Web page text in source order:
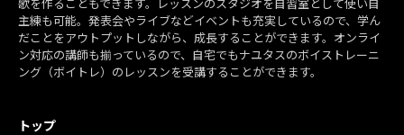
主練も可能。発表会やライブなどイベントも充実しているので、学ん
だことをアウトプットしながら、成長することができます。オンライ
ン対応の講師も揃っているので、自宅でもナユタスのボイストレーニ
ング（ボイトレ）のレッスンを受講することができます。
トップ